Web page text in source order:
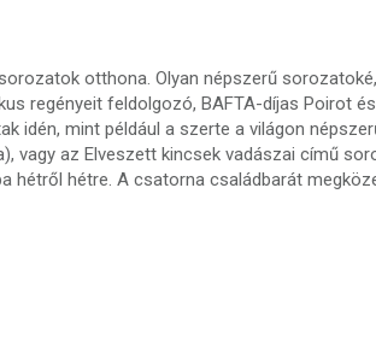
otthona. Olyan népszerű
regényeit feldolgozó, BAFTA-díjas Poirot
idén, mint például a szerte a világon
az Elveszett kincsek vadászai című
hétről hétre. A csatorna családbarát